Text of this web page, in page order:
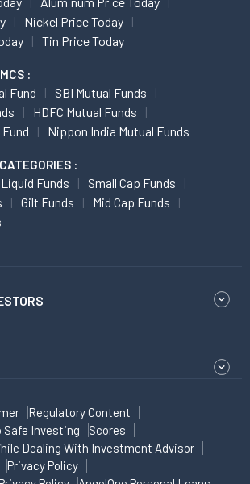
Nickel Price Today
Tin Price Today
:
Fund
SBI Mutual Funds
HDFC Mutual Funds
Fund
Nippon India Mutual Funds
:
Liquid Funds
Small Cap Funds
Gilt Funds
Mid Cap Funds
Regulatory Content
Safe Investing
Scores
Dealing With Investment Advisor
Privacy Policy